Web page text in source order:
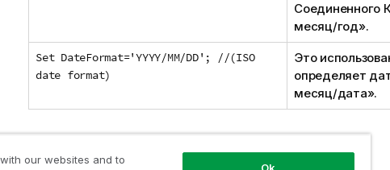
Соединенного
месяц/год».
Set DateFormat='YYYY/MM/DD'; //(ISO
date format)
Это
определяет
месяц/дата».
Региональные настройки
our websites and to